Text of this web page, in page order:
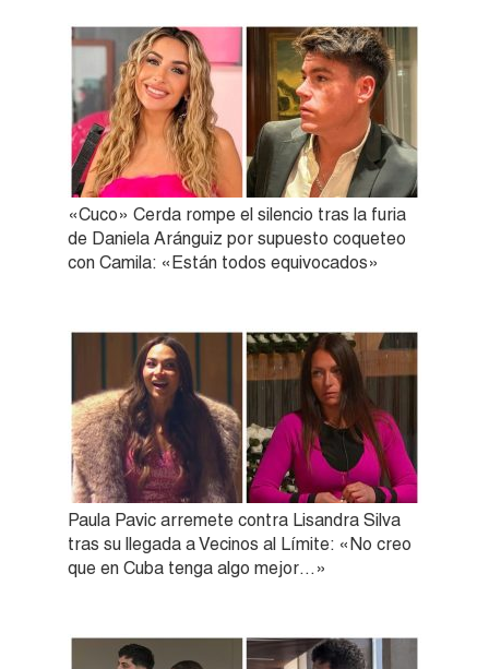
«Cuco» Cerda rompe el silencio tras la furia
de Daniela Aránguiz por supuesto coqueteo
con Camila: «Están todos equivocados»
Paula Pavic arremete contra Lisandra Silva
tras su llegada a Vecinos al Límite: «No creo
que en Cuba tenga algo mejor…»